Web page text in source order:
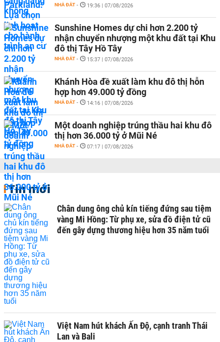
NHÀ ĐẤT - 19:36 | 07/08/2026
Sunshine Homes dự chi hơn 2.200 tỷ
nhận chuyển nhượng một khu đất tại Khu
đô thị Tây Hồ Tây
NHÀ ĐẤT - 15:37 | 07/08/2026
Khánh Hòa đề xuất làm khu đô thị hỗn
hợp hơn 49.000 tỷ đồng
NHÀ ĐẤT - 14:16 | 07/08/2026
Một doanh nghiệp trúng thầu hai khu đô
thị hơn 36.000 tỷ ở Mũi Né
NHÀ ĐẤT - 07:17 | 07/08/2026
Tin mới
Chân dung ông chủ kín tiếng đứng sau tiệm
vàng Mi Hồng: Từ phụ xe, sửa đồ điện tử cũ
đến gây dựng thương hiệu hơn 35 năm tuổi
Việt Nam hút khách Ấn Độ, cạnh tranh Thái
Lan và Bali